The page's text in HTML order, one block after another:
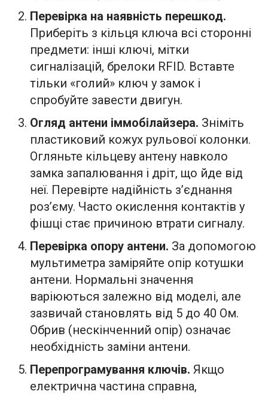
Перевірка на наявність перешкод.
Приберіть з кільця ключа всі сторонні
предмети: інші ключі, мітки
сигналізацій, брелоки RFID. Вставте
тільки «голий» ключ у замок і
спробуйте завести двигун.
Огляд антени іммобілайзера. Зніміть
пластиковий кожух рульової колонки.
Огляньте кільцеву антену навколо
замка запалювання і дріт, що йде від
неї. Перевірте надійність з’єднання
роз’єму. Часто окислення контактів у
фішці стає причиною втрати сигналу.
Перевірка опору антени. За допомогою
мультиметра заміряйте опір котушки
антени. Нормальні значення
варіюються залежно від моделі, але
зазвичай становлять від 5 до 40 Ом.
Обрив (нескінченний опір) означає
необхідність заміни антени.
Перепрограмування ключів. Якщо
електрична частина справна,